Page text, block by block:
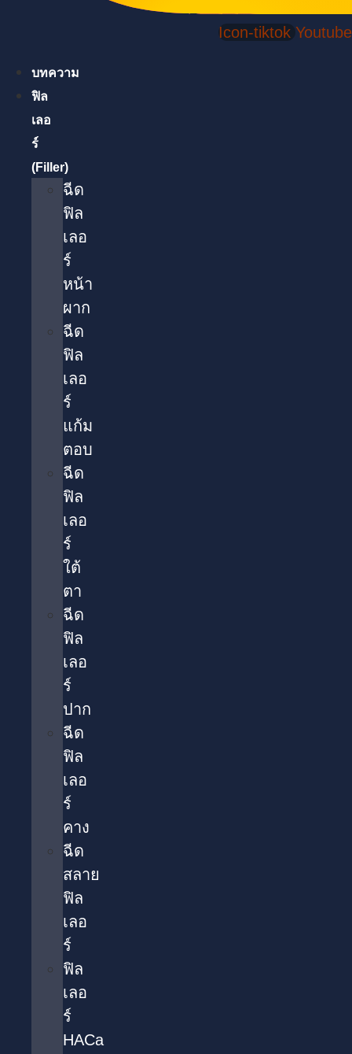
Icon-tiktok Youtube
บทความ
ฟิล
เลอ
ร์
(Filler)
ฉีด
ฟิล
เลอ
ร์
หน้า
ผาก
ฉีด
ฟิล
เลอ
ร์
แก้ม
ตอบ
ฉีด
ฟิล
เลอ
ร์
ใต้
ตา​
ฉีด
ฟิล
เลอ
ร์
ปาก
ฉีด
ฟิล
เลอ
ร์
คาง
ฉีด
สลาย
ฟิล
เลอ
ร์
ฟิล
เลอ
ร์
HACa